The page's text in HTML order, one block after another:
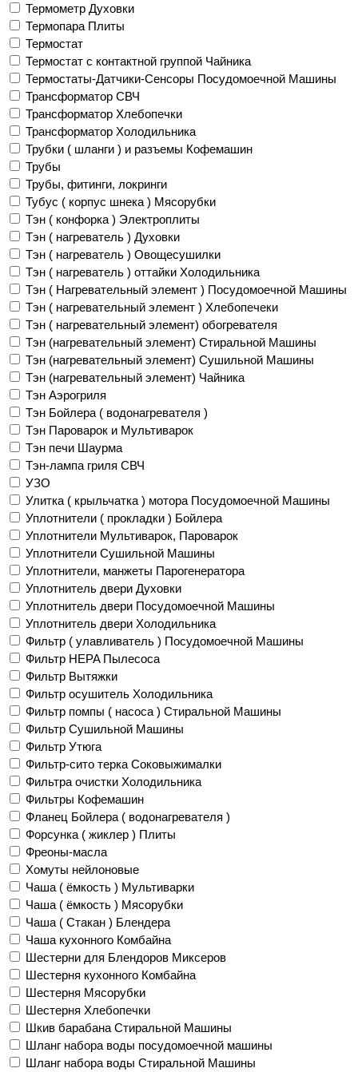
Термометр Духовки
Термопара Плиты
Термостат
Термостат с контактной группой Чайника
Термостаты-Датчики-Сенсоры Посудомоечной Машины
Трансформатор СВЧ
Трансформатор Хлебопечки
Трансформатор Холодильника
Трубки ( шланги ) и разъемы Кофемашин
Трубы
Трубы, фитинги, локринги
Тубус ( корпус шнека ) Мясорубки
Тэн ( конфорка ) Электроплиты
Тэн ( нагреватель ) Духовки
Тэн ( нагреватель ) Овощесушилки
Тэн ( нагреватель ) оттайки Холодильника
Тэн ( Нагревательный элемент ) Посудомоечной Машины
Тэн ( нагревательный элемент ) Хлебопечеки
Тэн ( нагревательный элемент) обогревателя
Тэн (нагревательный элемент) Стиральной Машины
Тэн (нагревательный элемент) Сушильной Машины
Тэн (нагревательный элемент) Чайника
Тэн Аэрогриля
Тэн Бойлера ( водонагревателя )
Тэн Пароварок и Мультиварок
Тэн печи Шаурма
Тэн-лампа гриля СВЧ
УЗО
Улитка ( крыльчатка ) мотора Посудомоечной Машины
Уплотнители ( прокладки ) Бойлера
Уплотнители Мультиварок, Пароварок
Уплотнители Сушильной Машины
Уплотнители, манжеты Парогенератора
Уплотнитель двери Духовки
Уплотнитель двери Посудомоечной Машины
Уплотнитель двери Холодильника
Фильтр ( улавливатель ) Посудомоечной Машины
Фильтр HEPA Пылесоса
Фильтр Вытяжки
Фильтр осушитель Холодильника
Фильтр помпы ( насоса ) Стиральной Машины
Фильтр Сушильной Машины
Фильтр Утюга
Фильтр-сито терка Соковыжималки
Фильтра очистки Холодильника
Фильтры Кофемашин
Фланец Бойлера ( водонагревателя )
Форсунка ( жиклер ) Плиты
Фреоны-масла
Хомуты нейлоновые
Чаша ( ёмкость ) Мультиварки
Чаша ( ёмкость ) Мясорубки
Чаша ( Стакан ) Блендера
Чаша кухонного Комбайна
Шестерни для Блендоров Миксеров
Шестерня кухонного Комбайна
Шестерня Мясорубки
Шестерня Хлебопечки
Шкив барабана Стиральной Машины
Шланг набора воды посудомоечной машины
Шланг набора воды Стиральной Машины